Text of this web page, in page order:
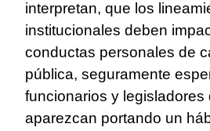
interpretan, que los
institucionales deben
conductas personales de
pública, seguramente
funcionarios y legisladores
aparezcan portando un